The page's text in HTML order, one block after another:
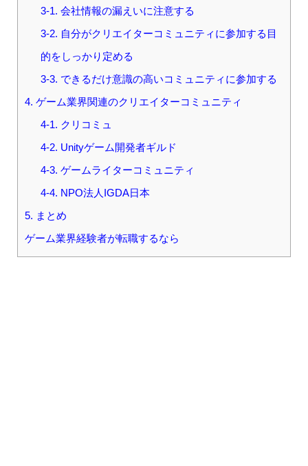
3-1. 会社情報の漏えいに注意する
3-2. 自分がクリエイターコミュニティに参加する目
的をしっかり定める
3-3. できるだけ意識の高いコミュニティに参加する
4. ゲーム業界関連のクリエイターコミュニティ
4-1. クリコミュ
4-2. Unityゲーム開発者ギルド
4-3. ゲームライターコミュニティ
4-4. NPO法人IGDA日本
5. まとめ
ゲーム業界経験者が転職するなら